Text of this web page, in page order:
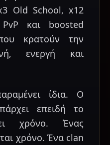
Old School, x12
και boosted
κρατούν την
ενεργή και
ίδια. Ο
επειδή το
χρόνο. Ένας
χρόνο. Ένα clan